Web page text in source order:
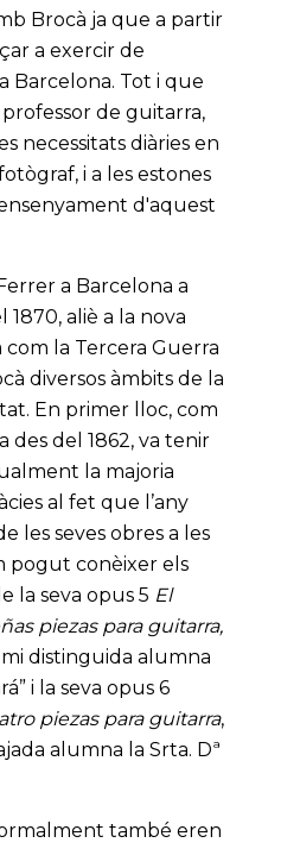
Brocà ja que a partir
a exercir de
Barcelona. Tot i que
de guitarra,
necessitats diàries en
i a les estones
d'aquest
a Barcelona a
aliè a la nova
la Tercera Guerra
diversos àmbits de la
En primer lloc, com
des del 1862, va tenir
la majoria
al fet que l’any
les seves obres a les
pogut conèixer els
la seva opus 5 El
piezas para guitarra,
mi distinguida alumna
i la seva opus 6
piezas para guitarra,
alumna la Srta. Dª
també eren